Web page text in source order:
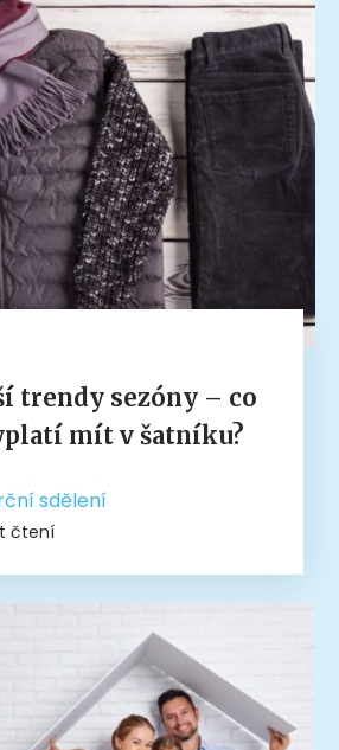
trendy sezóny – co
mít v šatníku?
sdělení
čtení